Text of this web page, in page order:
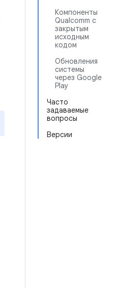
Компоненты
Qualcomm с
закрытым
исходным
кодом
Обновления
системы
через Google
Play
Часто
задаваемые
вопросы
Версии